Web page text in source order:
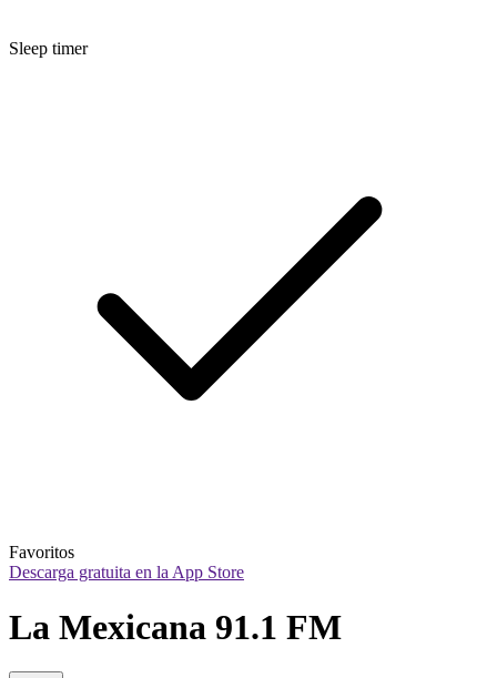
Sleep timer
Favoritos
Descarga gratuita en la App Store
La Mexicana 91.1 FM